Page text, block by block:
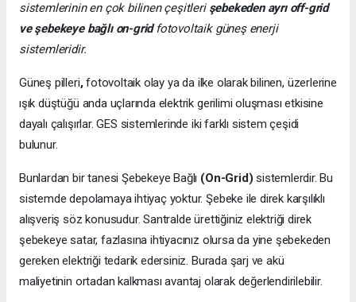
sistemlerinin en çok bilinen çeşitleri şebekeden ayrı off-grid
ve şebekeye bağlı on-gridfotovoltaik güneş enerji
sistemleridir.
Güneş pilleri,fotovoltaik olay ya da ilke olarak bilinen, üzerlerine
ışık düştüğü anda uçlarında elektrik gerilimi oluşması etkisine
dayalı çalışırlar. GES sistemlerinde iki farklı sistem çeşidi
bulunur.
Bunlardan bir tanesi Şebekeye Bağlı (On-Grid) sistemlerdir. Bu
sistemde depolamaya ihtiyaç yoktur. Şebeke ile direk karşılıklı
alışveriş söz konusudur. Santralde ürettiğiniz elektriği direk
şebekeye satar, fazlasına ihtiyacınız olursa da yine şebekeden
gereken elektriği tedarik edersiniz. Burada şarj ve akü
maliyetinin ortadan kalkması avantaj olarak değerlendirilebilir.